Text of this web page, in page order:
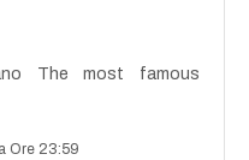
The most famous
Ore 23:59